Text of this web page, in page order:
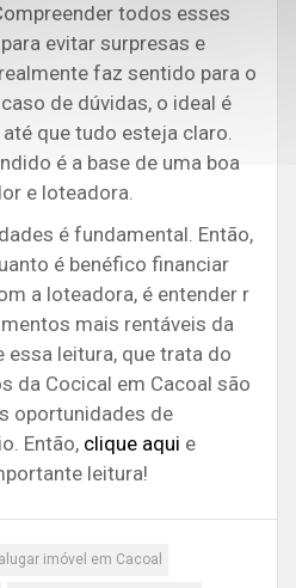
todos esses
evitar surpresas e
faz sentido para o
de dúvidas, o ideal é
que tudo esteja claro.
é a base de uma boa
e loteadora.
é fundamental. Então,
é benéfico financiar
a loteadora, é entender r
mais rentáveis da
essa leitura, que trata do
da Cocical em Cacoal são
oportunidades de
Então, clique aqui e
leitura!
alugar imóvel em Cacoal